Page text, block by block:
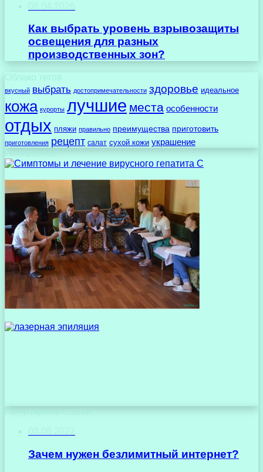
Как выбрать уровень взрывозащиты
освещения для разных
производственных зон?
Облако тегов
вкусный выбрать достопримечательности здоровье идеальное
кожа курорты лучшие места особенности
отдых пляжи правильно преимущества приготовить
приготовления рецепт салат сухой кожи украшение
Зачем нужен безлимитный интернет?